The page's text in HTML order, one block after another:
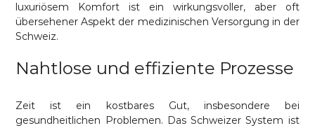
luxuriösem Komfort ist ein wirkungsvoller, aber oft
übersehener Aspekt der medizinischen Versorgung in der
Schweiz.
Nahtlose und effiziente Prozesse
Zeit ist ein kostbares Gut, insbesondere bei
gesundheitlichen Problemen. Das Schweizer System ist